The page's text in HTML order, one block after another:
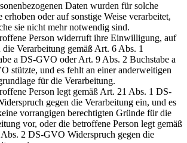
Daten wurden für solche
erhoben oder auf sonstige Weise verarbeitet,
sie nicht mehr notwendig sind.
Person widerruft ihre Einwilligung, auf
die Verarbeitung gemäß Art. 6 Abs. 1
a DS-GVO oder Art. 9 Abs. 2 Buchstabe a
stützte, und es fehlt an einer anderweitigen
für die Verarbeitung.
Person legt gemäß Art. 21 Abs. 1 DS-
gegen die Verarbeitung ein, und es
vorrangigen berechtigten Gründe für die
vor, oder die betroffene Person legt gemäß
2 DS-GVO Widerspruch gegen die